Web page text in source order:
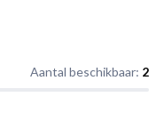
Aantal beschikbaar: 2